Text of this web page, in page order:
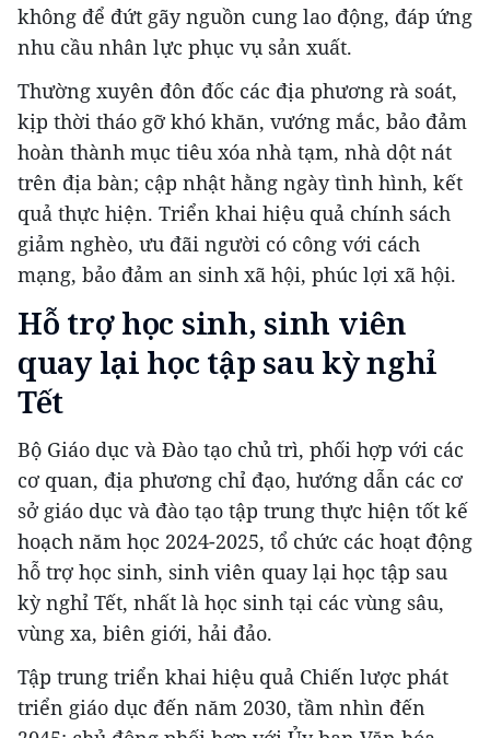
không để đứt gãy nguồn cung lao động, đáp ứng
nhu cầu nhân lực phục vụ sản xuất.
Thường xuyên đôn đốc các địa phương rà soát,
kịp thời tháo gỡ khó khăn, vướng mắc, bảo đảm
hoàn thành mục tiêu xóa nhà tạm, nhà dột nát
trên địa bàn; cập nhật hằng ngày tình hình, kết
quả thực hiện. Triển khai hiệu quả chính sách
giảm nghèo, ưu đãi người có công với cách
mạng, bảo đảm an sinh xã hội, phúc lợi xã hội.
Hỗ trợ học sinh, sinh viên
quay lại học tập sau kỳ nghỉ
Tết
Bộ Giáo dục và Đào tạo chủ trì, phối hợp với các
cơ quan, địa phương chỉ đạo, hướng dẫn các cơ
sở giáo dục và đào tạo tập trung thực hiện tốt kế
hoạch năm học 2024-2025, tổ chức các hoạt động
hỗ trợ học sinh, sinh viên quay lại học tập sau
kỳ nghỉ Tết, nhất là học sinh tại các vùng sâu,
vùng xa, biên giới, hải đảo.
Tập trung triển khai hiệu quả Chiến lược phát
triển giáo dục đến năm 2030, tầm nhìn đến